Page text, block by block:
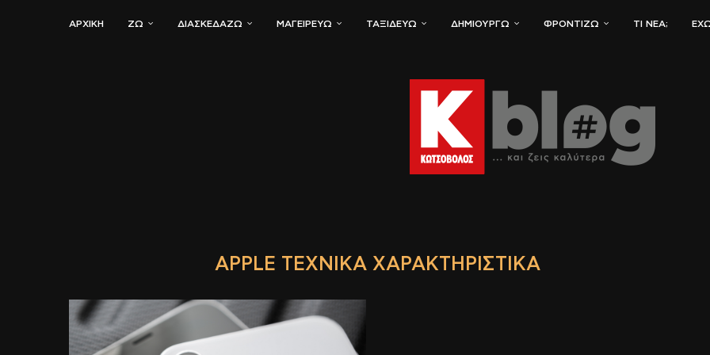
ΑΡΧΙΚΗ ΖΏ ΔΙΑΣΚΕΔΆΖΩ ΜΑΓΕΙΡΕΎΩ ΤΑΞΙΔΕΎΩ ΔΗΜΙΟΥΡΓΏ ΦΡΟΝΤΊΖΩ ΤΙ ΝΈΑ;
APPLE ΤΕΧΝΙΚΆ ΧΑΡΑΚΤΗΡΙΣΤΙΚΆ